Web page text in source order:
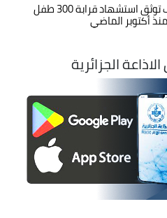
اليونيسف توثق استشهاد قرابة 300 طفل
أكتوبر الماضي
الجزائرية